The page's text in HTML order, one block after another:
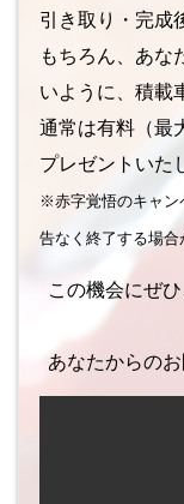
引き取り・完成
もちろん、あな
いように、積載
通常は有料（最
プレゼントいた
※赤字覚悟のキャン
告なく終了する場合
この機会にぜ
あなたからの